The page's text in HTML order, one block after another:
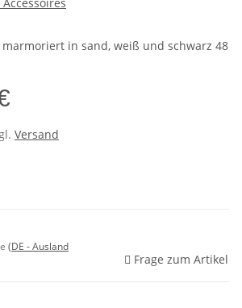
in sand, weiß und schwarz 48
Versand
(DE - Ausland
Frage zum Artikel